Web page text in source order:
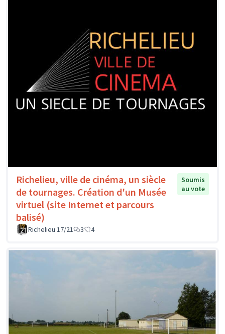
Richelieu, ville de cinéma, un siècle
de tournages. Création d'un Musée
virtuel (site Internet et parcours
balisé)
Soumis
au vote
Richelieu 17/21 3 4